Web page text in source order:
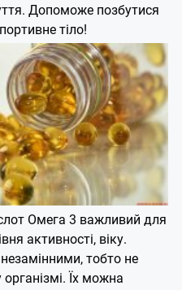
Допоможе позбутися
тіло!
Омега 3 важливий для
активності, віку.
тобто не
Їх можна